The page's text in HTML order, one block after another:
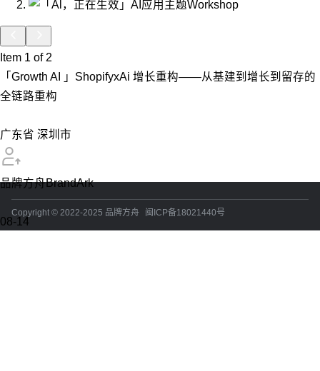
Item 1 of 2
「Growth AI 」ShopifyxAi 增长重构——从基建到增长到留存的
全链路重构
广东省 深圳市
品牌方舟BrandArk
08-14
Copyright © 2022-2025 品牌方舟 闽ICP备18021440号